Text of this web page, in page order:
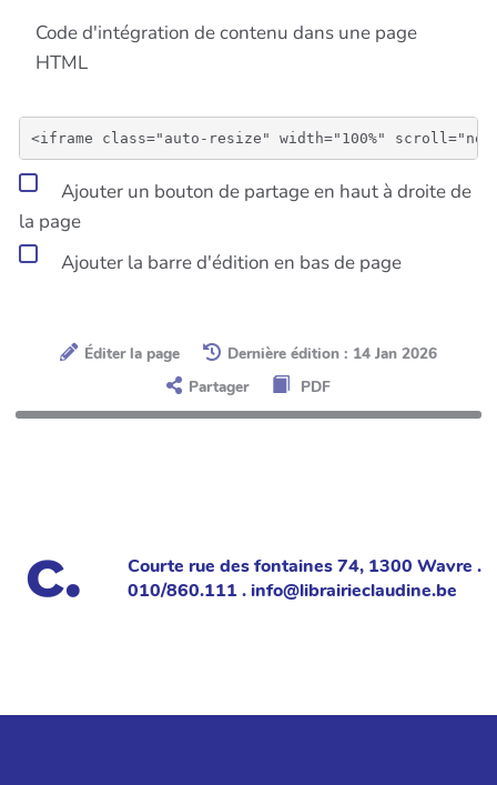
Code d'intégration de contenu dans une page
HTML
Ajouter un bouton de partage en haut à droite de
la page
Ajouter la barre d'édition en bas de page
Éditer la page
Dernière édition : 14 Jan 2026
Partager
PDF
Courte rue des fontaines 74, 1300 Wavre .
010/860.111 . info@librairieclaudine.be